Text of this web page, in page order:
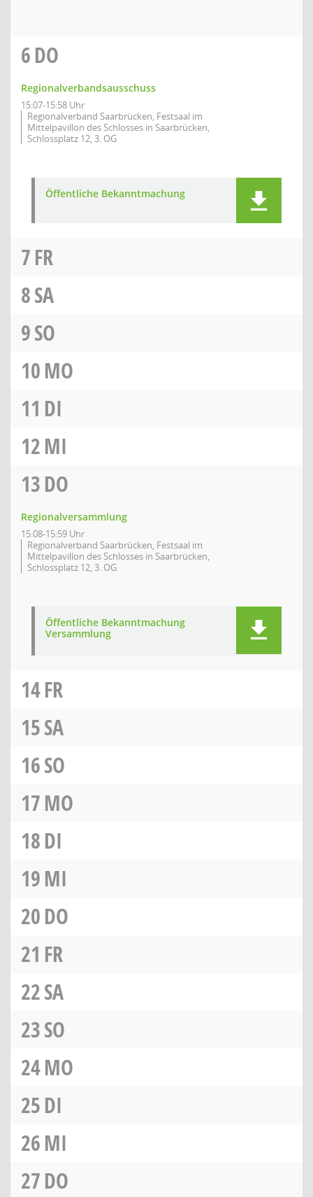
6DO
Regionalverbandsausschuss
15:07-15:58 Uhr
Regionalverband Saarbrücken, Festsaal im
Mittelpavillon des Schlosses in Saarbrücken,
Schlossplatz 12, 3. OG
Öffentliche Bekanntmachung
7FR
8SA
9SO
10MO
11 DI
12MI
13DO
Regionalversammlung
15:08-15:59 Uhr
Regionalverband Saarbrücken, Festsaal im
Mittelpavillon des Schlosses in Saarbrücken,
Schlossplatz 12, 3. OG
Öffentliche Bekanntmachung
Versammlung
14FR
15SA
16SO
17MO
18DI
19MI
20DO
21 FR
22SA
23SO
24MO
25DI
26MI
27DO